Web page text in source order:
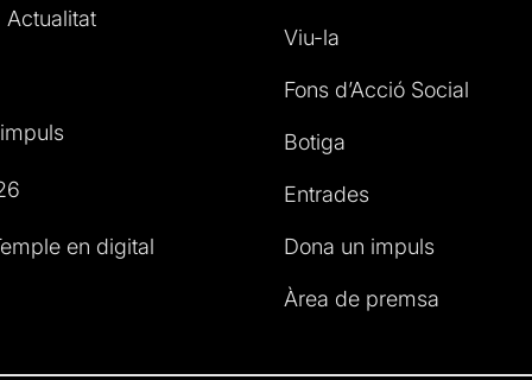
Actualitat
en digital
Viu-la
Fons d’Acció Social
Botiga
Entrades
Dona un impuls
Àrea de premsa